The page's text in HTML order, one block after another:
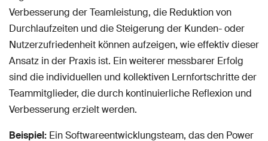
Verbesserung der Teamleistung, die Reduktion von
Durchlaufzeiten und die Steigerung der Kunden- oder
Nutzerzufriedenheit können aufzeigen, wie effektiv dieser
Ansatz in der Praxis ist. Ein weiterer messbarer Erfolg
sind die individuellen und kollektiven Lernfortschritte der
Teammitglieder, die durch kontinuierliche Reflexion und
Verbesserung erzielt werden.
Beispiel: Ein Softwareentwicklungsteam, das den Power